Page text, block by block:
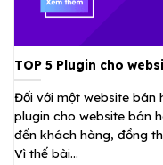
TOP 5 Plugin cho
Đối với một website bán
plugin cho website bán
đến khách hàng, đồng
Vì thế bài...